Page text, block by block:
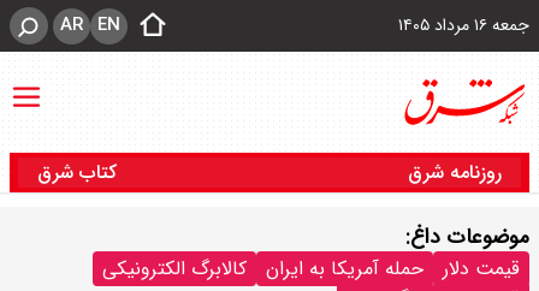
جمعه ۱۶ مرداد ۱۴۰۵ EN
AR
روزنامه شرق کتاب شرق
موضوعات داغ:
قیمت دلار حمله آمریکا به ایران
کالابرگ الکترونیکی